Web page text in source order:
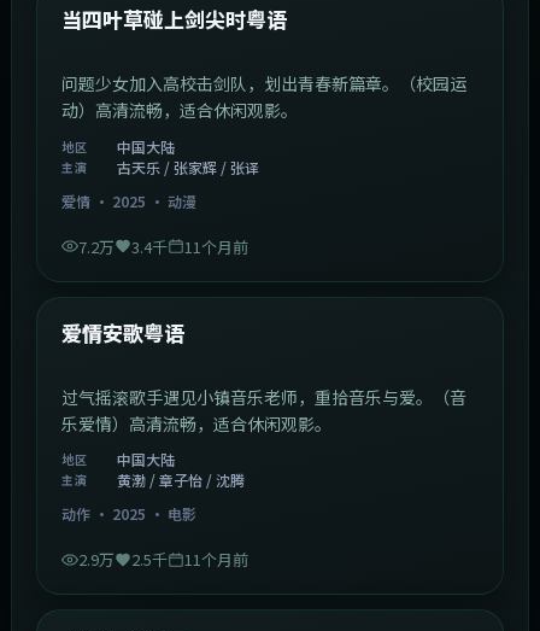
最新
当四叶草碰上剑尖时粤语
问题少女加入高校击剑队，划出青春新篇章。（校园运
动）高清流畅，适合休闲观影。
地区 中国大陆
主演
古天乐 / 张家辉 / 张译
爱情· 2025 · 动漫
7.2万 3.4千 11个月前
最新
爱情安歌粤语
过气摇滚歌手遇见小镇音乐老师，重拾音乐与爱。（音
乐爱情）高清流畅，适合休闲观影。
地区 中国大陆
主演
黄渤 / 章子怡 / 沈腾
动作· 2025 · 电影
2.9万 2.5千 11个月前